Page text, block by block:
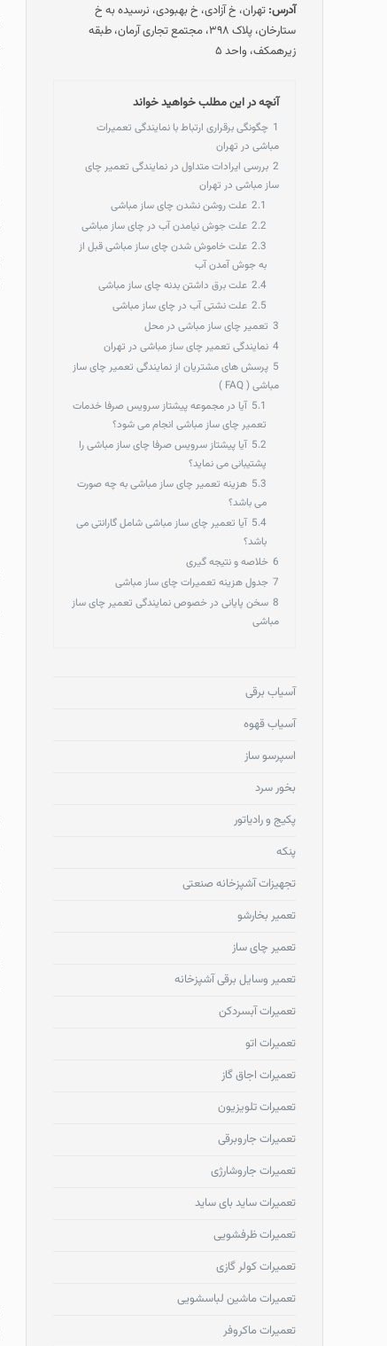
آدرس: تهران، خ آزادی، خ بهبودی، نرسیده به خ
ستارخان، پلاک ۳۹۸، مجتمع تجاری آرمان، طبقه
زیرهمکف، واحد ۵
آنچه در این مطلب خواهید خواند
1 چگونگی برقراری ارتباط با نمایندگی تعمیرات
مباشی در تهران
2 بررسی ایرادات متداول در نمایندگی تعمیر چای
ساز مباشی در تهران
2.1 علت روشن نشدن چای ساز مباشی
2.2 علت جوش نیامدن آب در چای ساز مباشی
2.3 علت خاموش شدن چای ساز مباشی قبل از
به جوش آمدن آب
2.4 علت برق داشتن بدنه چای ساز مباشی
2.5 علت نشتی آب در چای ساز مباشی
3 تعمیر چای ساز مباشی در محل
4 نمایندگی تعمیر چای ساز مباشی در تهران
5 پرسش های مشتریان از نمایندگی تعمیر چای ساز
مباشی ( FAQ )
5.1 آیا در مجموعه پیشتاز سرویس صرفا خدمات
تعمیر چای ساز مباشی انجام می شود؟
5.2 آیا پیشتاز سرویس صرفا چای ساز مباشی را
پشتیبانی می نماید؟
5.3 هزینه تعمیر چای ساز مباشی به چه صورت
می باشد؟
5.4 آیا تعمیر چای ساز مباشی شامل گارانتی می
باشد؟
6 خلاصه و نتیجه گیری
7 جدول هزینه تعمیرات چای ساز مباشی
8 سخن پایانی در خصوص نمایندگی تعمیر چای ساز
مباشی
آسیاب برقی
آسیاب قهوه
اسپرسو ساز
بخور سرد
پکیج و رادیاتور
پنکه
تجهیزات آشپزخانه صنعتی
تعمیر بخارشو
تعمیر چای ساز
تعمیر وسایل برقی آشپزخانه
تعمیرات آبسردکن
تعمیرات اتو
تعمیرات اجاق گاز
تعمیرات تلویزیون
تعمیرات جاروبرقی
تعمیرات جاروشارژی
تعمیرات ساید بای ساید
تعمیرات ظرفشویی
تعمیرات کولر گازی
تعمیرات ماشین لباسشویی
تعمیرات ماکروفر